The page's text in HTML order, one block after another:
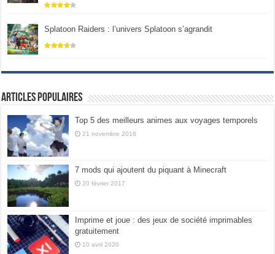
Splatoon Raiders : l’univers Splatoon s’agrandit
Articles populaires
Top 5 des meilleurs animes aux voyages temporels
21 novembre 2018
7 mods qui ajoutent du piquant à Minecraft
20 février 2017
Imprime et joue : des jeux de société imprimables
gratuitement
10 avril 2020